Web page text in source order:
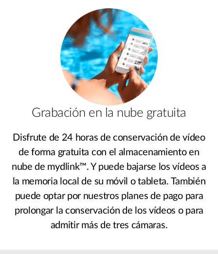
Grabación en la nube gratuita
Disfrute de 24 horas de conservación de vídeo
de forma gratuita con el almacenamiento en
nube de mydlink™. Y puede bajarse los vídeos a
la memoria local de su móvil o tableta. También
puede optar por nuestros planes de pago para
prolongar la conservación de los vídeos o para
admitir más de tres cámaras.